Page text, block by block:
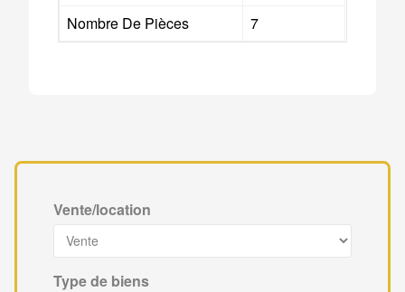
Nombre De Pièces
7
Vente/location
Type de biens